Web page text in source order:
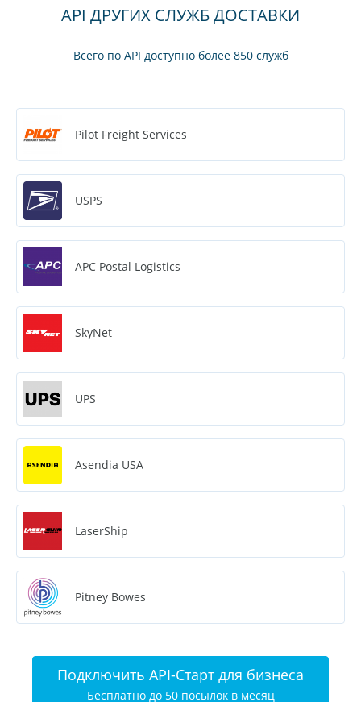
API ДРУГИХ СЛУЖБ ДОСТАВКИ
Всего по API доступно более 850 служб
Pilot Freight Services
USPS
APC Postal Logistics
SkyNet
UPS
Asendia USA
LaserShip
Pitney Bowes
Подключить API-Старт для бизнеса
Бесплатно до 50 посылок в месяц